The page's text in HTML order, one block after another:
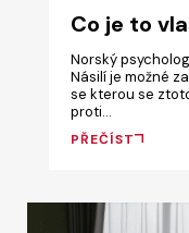
Co je to
Norský
Násilí je možné
se kterou se
proti…
PŘEČÍST